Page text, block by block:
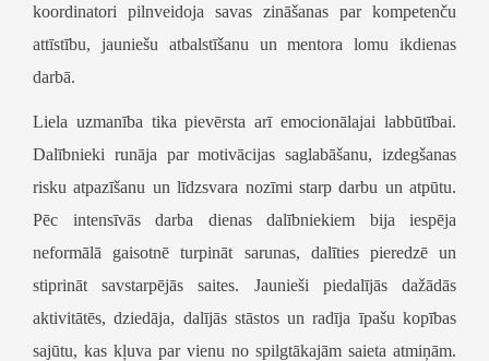
koordinatori pilnveidoja savas zināšanas par kompetenču
attīstību, jauniešu atbalstīšanu un mentora lomu ikdienas
darbā.
Liela uzmanība tika pievērsta arī emocionālajai labbūtībai.
Dalībnieki runāja par motivācijas saglabāšanu, izdegšanas
risku atpazīšanu un līdzsvara nozīmi starp darbu un atpūtu.
Pēc intensīvās darba dienas dalībniekiem bija iespēja
neformālā gaisotnē turpināt sarunas, dalīties pieredzē un
stiprināt savstarpējās saites. Jaunieši piedalījās dažādās
aktivitātēs, dziedāja, dalījās stāstos un radīja īpašu kopības
sajūtu, kas kļuva par vienu no spilgtākajām saieta atmiņām.